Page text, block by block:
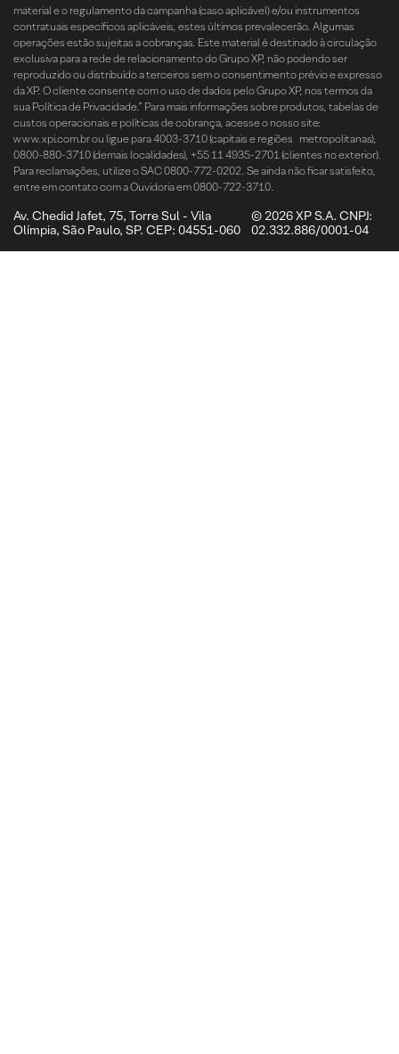
material e o regulamento da campanha (caso aplicável) e/ou instrumentos
contratuais específicos aplicáveis, estes últimos prevalecerão. Algumas
operações estão sujeitas a cobranças. Este material é destinado à circulação
exclusiva para a rede de relacionamento do Grupo XP, não podendo ser
reproduzido ou distribuído a terceiros sem o consentimento prévio e expresso
da XP. O cliente consente com o uso de dados pelo Grupo XP, nos termos da
sua Política de Privacidade.” Para mais informações sobre produtos, tabelas de
custos operacionais e políticas de cobrança, acesse o nosso site:
www.xpi.com.br ou ligue para 4003-3710 (capitais e regiões metropolitanas),
0800-880-3710 (demais localidades), +55 11 4935-2701 (clientes no exterior).
Para reclamações, utilize o SAC 0800-772-0202. Se ainda não ficar satisfeito,
entre em contato com a Ouvidoria em 0800-722-3710.
Av. Chedid Jafet, 75, Torre Sul - Vila
Olímpia, São Paulo, SP. CEP: 04551-060
© 2026 XP S.A. CNPJ:
02.332.886/0001-04